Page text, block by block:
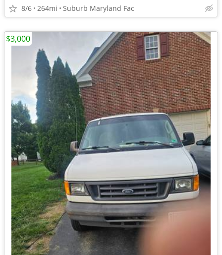
8/6 264mi Suburb Maryland Fac
$3,000